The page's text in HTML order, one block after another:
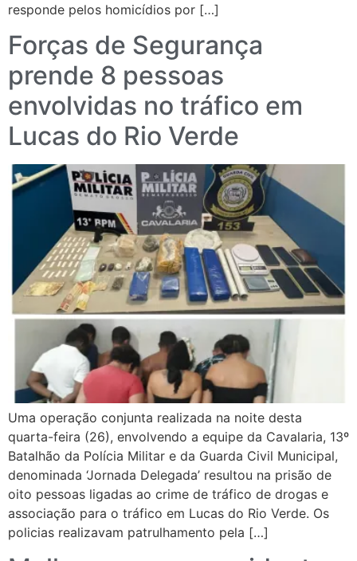
responde pelos homicídios por […]
Forças de Segurança
prende 8 pessoas
envolvidas no tráfico em
Lucas do Rio Verde
Uma operação conjunta realizada na noite desta
quarta-feira (26), envolvendo a equipe da Cavalaria, 13º
Batalhão da Polícia Militar e da Guarda Civil Municipal,
denominada ‘Jornada Delegada’ resultou na prisão de
oito pessoas ligadas ao crime de tráfico de drogas e
associação para o tráfico em Lucas do Rio Verde. Os
policias realizavam patrulhamento pela […]